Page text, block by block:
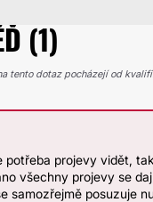
(1)
tento dotaz pocházejí od
potřeba projevy vidět,
všechny projevy se
samozřejmě posuzuje